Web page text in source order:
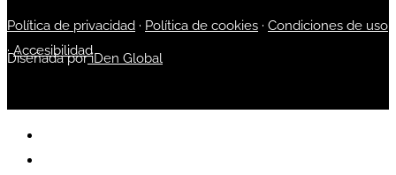
Política de privacidad · Política de cookies · Condiciones de uso
·Accesibilidad
Diseñada poriDen Global